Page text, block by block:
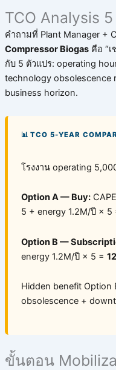
TCO Analysis
คำถามที่ Plant Manager +
Compressor Biogasคือ “เ
กับ 5 ตัวแปร: operating
technology obsolescence
business horizon.
📊 TCO 5-YEAR
โรงงาน operating
Option A — Buy:
5 + energy 1.2M/ปี × 5
Option B —
energy 1.2M/ปี × 5 =
Hidden benefit Option
obsolescence +
ขั้นตอน